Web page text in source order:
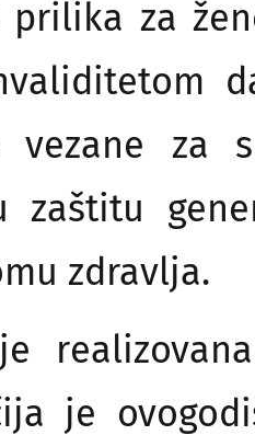
za
vezane za
zaštitu
zdravlja.
je